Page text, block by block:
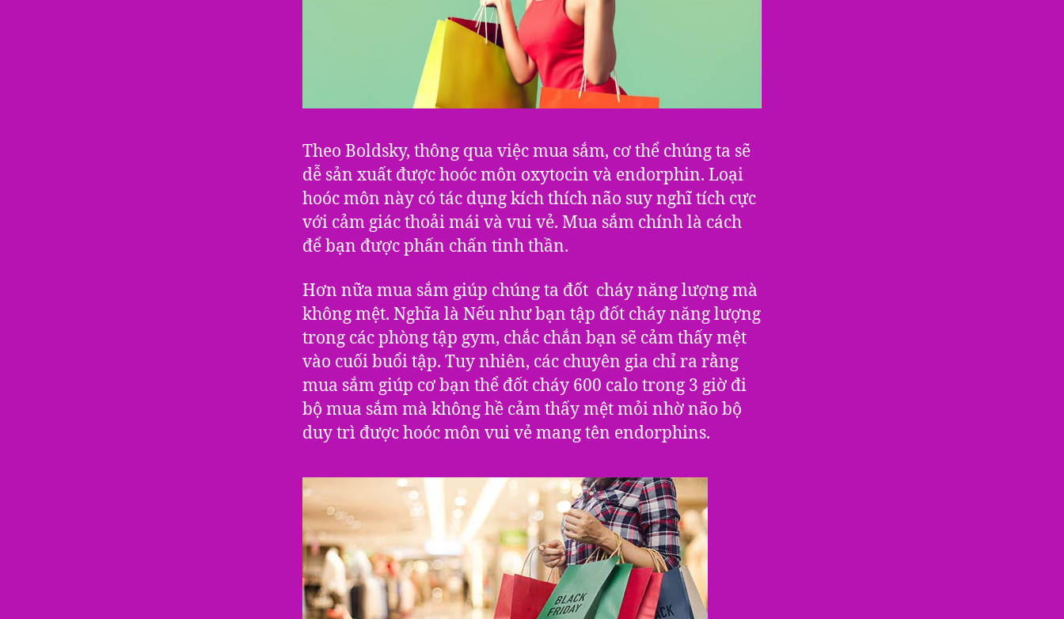
Theo Boldsky, thông qua việc mua sắm, cơ thể chúng ta sẽ
dễ sản xuất được hoóc môn oxytocin và endorphin. Loại
hoóc môn này có tác dụng kích thích não suy nghĩ tích cực
với cảm giác thoải mái và vui vẻ. Mua sắm chính là cách
để bạn được phấn chấn tinh thần.
Hơn nữa mua sắm giúp chúng ta đốt cháy năng lượng mà
không mệt. Nghĩa là Nếu như bạn tập đốt cháy năng lượng
trong các phòng tập gym, chắc chắn bạn sẽ cảm thấy mệt
vào cuối buổi tập. Tuy nhiên, các chuyên gia chỉ ra rằng
mua sắm giúp cơ bạn thể đốt cháy 600 calo trong 3 giờ đi
bộ mua sắm mà không hề cảm thấy mệt mỏi nhờ não bộ
duy trì được hoóc môn vui vẻ mang tên endorphins.